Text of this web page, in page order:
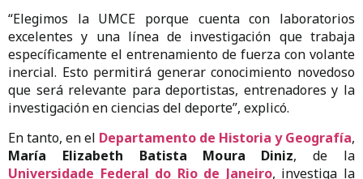
“Elegimos la UMCE porque cuenta con laboratorios
excelentes y una línea de investigación que trabaja
específicamente el entrenamiento de fuerza con volante
inercial. Esto permitirá generar conocimiento novedoso
que será relevante para deportistas, entrenadores y la
investigación en ciencias del deporte”, explicó.
En tanto, en el Departamento de Historia y Geografía,
María Elizabeth Batista Moura Diniz, de la
Universidade Federal do Rio de Janeiro, investiga la